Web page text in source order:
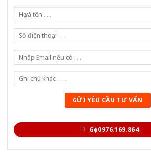
Gọi 0976.169.864